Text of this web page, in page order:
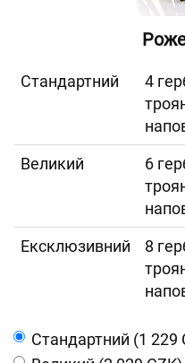
Cтандартний
4
Великий
6
Ексклюзивний
8
Cтандартний (1 229